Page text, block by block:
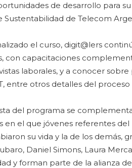
de desarrollo para
Sustentabilidad de Telecom
el curso, digit@lers
con capacitaciones
laborales, y a conocer
entre otros detalles del proceso
del programa se
en el que jóvenes referentes
su vida y la de los demás,
Daniel Simons, Laura
y forman parte de la alianza